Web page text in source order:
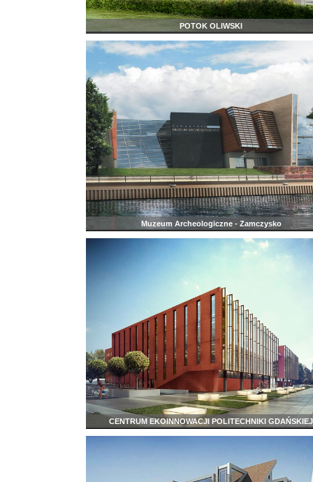
POTOK OLIWSKI
Muzeum Archeologiczne - Zamczysko
CENTRUM EKOINNOWACJI POLITECHNIKI GDAŃSKIEJ